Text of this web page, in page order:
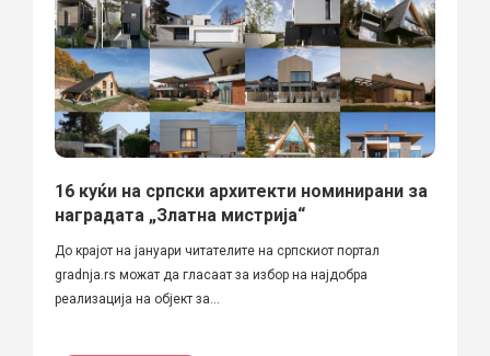
16 куќи на српски архитекти номинирани за
наградата „Златна мистрија“
До крајот на јануари читателите на српскиот портал
gradnja.rs можат да гласаат за избор на најдобра
реализација на објект за...